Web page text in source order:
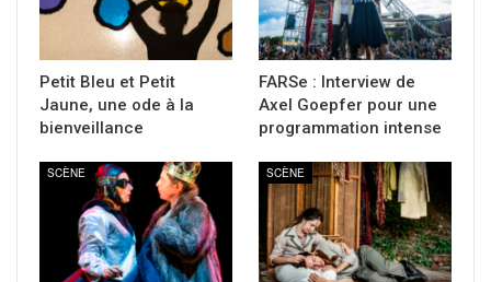
Petit Bleu et Petit
Jaune, une ode à la
bienveillance
FARSe : Interview de
Axel Goepfer pour une
programmation intense
SCÈNE SCÈNE